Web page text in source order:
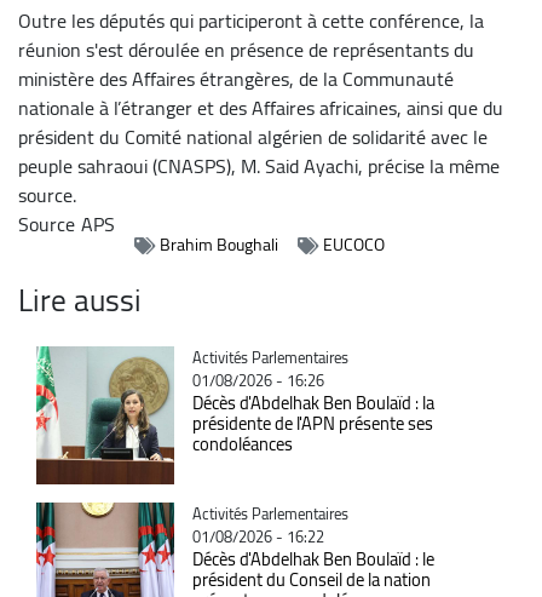
Outre les députés qui participeront à cette conférence, la
réunion s'est déroulée en présence de représentants du
ministère des Affaires étrangères, de la Communauté
nationale à l’étranger et des Affaires africaines, ainsi que du
président du Comité national algérien de solidarité avec le
peuple sahraoui (CNASPS), M. Said Ayachi, précise la même
source.
SourceAPS
Brahim Boughali EUCOCO
Lire aussi
Catégorie
Activités Parlementaires
01/08/2026 - 16:26
Décès d'Abdelhak Ben Boulaïd : la
présidente de l'APN présente ses
condoléances
Catégorie
Activités Parlementaires
01/08/2026 - 16:22
Décès d'Abdelhak Ben Boulaïd : le
président du Conseil de la nation